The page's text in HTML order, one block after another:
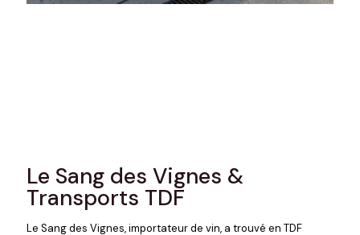
Le Sang des Vignes &
Transports TDF
Le Sang des Vignes, importateur de vin, a trouvé en TDF